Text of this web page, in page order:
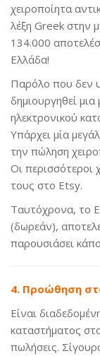
χειροποίητα
λέξη Greek στην
134.000
Ελλάδα!
Παρόλο που δεν
δημιουργηθεί
ηλεκτρονικού
Υπάρχει μία
την πώληση
Οι περισσότεροι
τους στο Εtsy.
Ταυτόχρονα, το
(δωρεάν),
παρουσιάσει
4. Προώθηση
Είναι
καταστήματος
πωλήσεις.